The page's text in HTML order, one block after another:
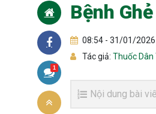
Bệnh
08:54 - 31/01/2026
Tác giả: Thuốc Dân
1
Nội dung bài